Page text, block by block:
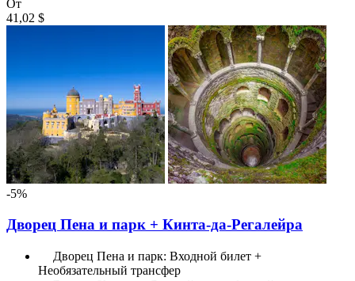
От
41,02 $
-5%
Дворец Пена и парк + Кинта-да-Регалейра
Дворец Пена и парк: Входной билет +
Необязательный трансфер